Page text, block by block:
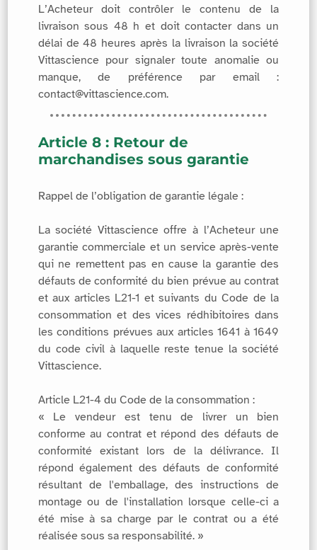
L’Acheteur doit contrôler le contenu de la
livraison sous 48 h et doit contacter dans un
délai de 48 heures après la livraison la société
Vittascience pour signaler toute anomalie ou
manque, de préférence par email :
contact@vittascience.com.
Article 8 : Retour de
marchandises sous garantie
Rappel de l’obligation de garantie légale :
La société Vittascience offre à l’Acheteur une
garantie commerciale et un service après-vente
qui ne remettent pas en cause la garantie des
défauts de conformité du bien prévue au contrat
et aux articles L21-1 et suivants du Code de la
consommation et des vices rédhibitoires dans
les conditions prévues aux articles 1641 à 1649
du code civil à laquelle reste tenue la société
Vittascience.
Article L21-4 du Code de la consommation :
« Le vendeur est tenu de livrer un bien
conforme au contrat et répond des défauts de
conformité existant lors de la délivrance. Il
répond également des défauts de conformité
résultant de l'emballage, des instructions de
montage ou de l'installation lorsque celle-ci a
été mise à sa charge par le contrat ou a été
réalisée sous sa responsabilité. »